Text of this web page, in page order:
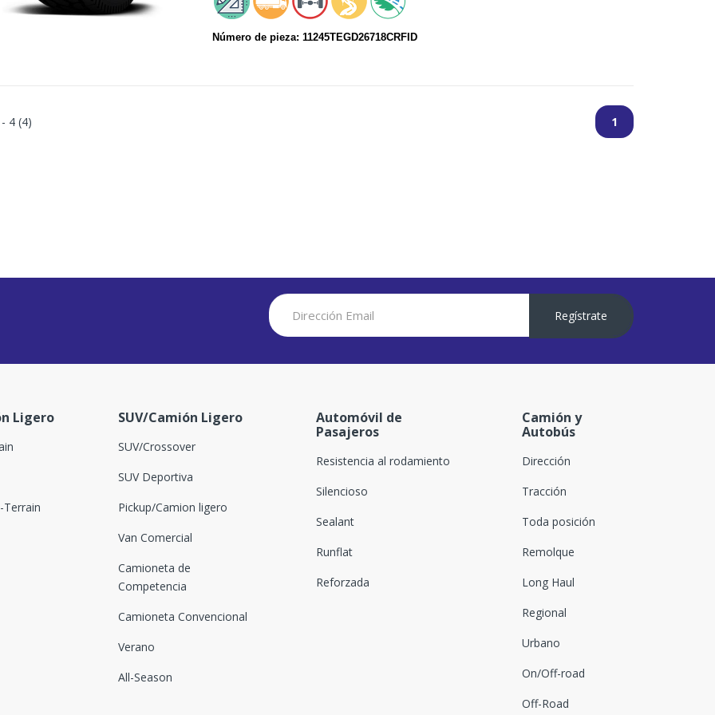
Número de pieza: 11245TEGD26718CRFID
4 (4) 1
Regístrate
Ligero SUV/Camión Ligero
SUV/Crossover
SUV Deportiva
Pickup/Camion ligero
Van Comercial
Camioneta de
Competencia
Camioneta Convencional
Verano
All-Season
Automóvil de
Pasajeros
Resistencia al rodamiento
Silencioso
Sealant
Runflat
Reforzada
Camión y
Autobús
Dirección
Tracción
Toda posición
Remolque
Long Haul
Regional
Urbano
On/Off-road
Off-Road